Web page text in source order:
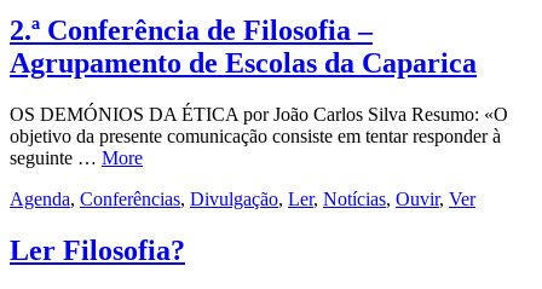
2.ª Conferência de Filosofia –
Agrupamento de Escolas da Caparica
OS DEMÓNIOS DA ÉTICA por João Carlos Silva Resumo: «O
objetivo da presente comunicação consiste em tentar responder à
seguinte … More
Agenda, Conferências, Divulgação, Ler, Notícias, Ouvir, Ver
Ler Filosofia?